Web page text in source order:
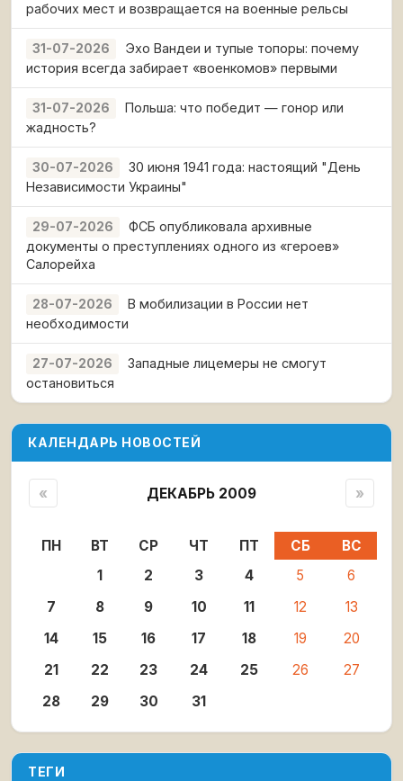
рабочих мест и возвращается на военные рельсы
31-07-2026
Эхо Вандеи и тупые топоры: почему
история всегда забирает «военкомов» первыми
31-07-2026
Польша: что победит — гонор или
жадность?
30-07-2026
30 июня 1941 года: настоящий "День
Независимости Украины"
29-07-2026
ФСБ опубликовала архивные
документы о преступлениях одного из «героев»
Салорейха
28-07-2026
В мобилизации в России нет
необходимости
27-07-2026
Западные лицемеры не смогут
остановиться
КАЛЕНДАРЬ НОВОСТЕЙ
« ДЕКАБРЬ 2009 »
ПН ВТ СР ЧТ ПТ СБ
ВС
1
2 3 4 5
6
7
8 9 10 11 12
13
14
15 16 17 18 19
20
21
22 23 24 25 26
27
28
29 30 31
ТЕГИ